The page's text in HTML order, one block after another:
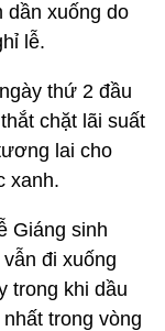
dần xuống do
lễ.
thứ 2 đầu
chặt lãi suất
lai cho
xanh.
Giáng sinh
đi xuống
trong khi dầu
trong vòng